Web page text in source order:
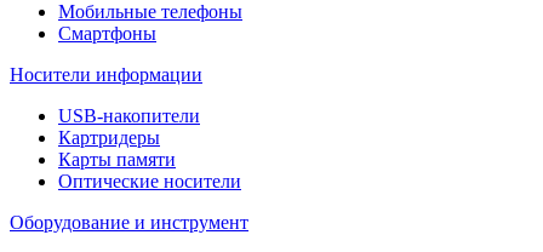
Мобильные телефоны
Смартфоны
Носители информации
USB-накопители
Картридеры
Карты памяти
Оптические носители
Оборудование и инструмент